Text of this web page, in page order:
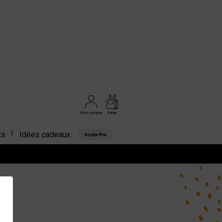
Panier
Mon compte
Idées cadeaux Accès Pro